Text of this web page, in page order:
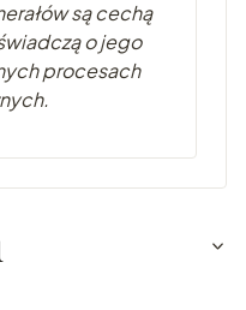
są cechą
o jego
procesach